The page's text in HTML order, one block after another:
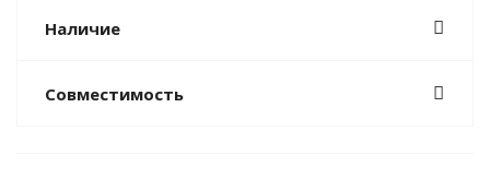
Наличие
Совместимость